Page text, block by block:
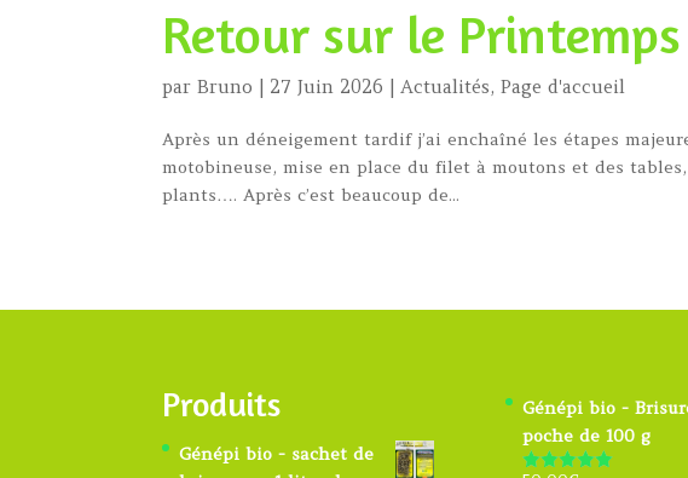
Retour sur le Printemps
parBruno | 27 Juin 2026 |Actualités,Page d'accueil
Après un déneigement tardif j’ai enchaîné les étapes
motobineuse, mise en place du filet à moutons et des
plants…. Après c’est beaucoup de...
Produits
Génépi bio - sachet de
Génépi bio -
poche de 100 g